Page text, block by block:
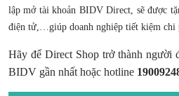
lập mở tài khoản BIDV Direct, sẽ được
điện tử,…giúp doanh nghiệp tiết kiệm chi
Hãy để Direct Shop trở thành người
BIDV gần nhất hoặc hotline